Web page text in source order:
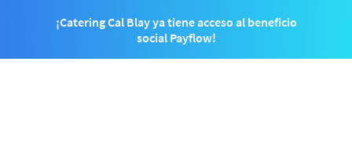
¡Catering Cal Blay ya tiene acceso al beneficio
social Payflow!